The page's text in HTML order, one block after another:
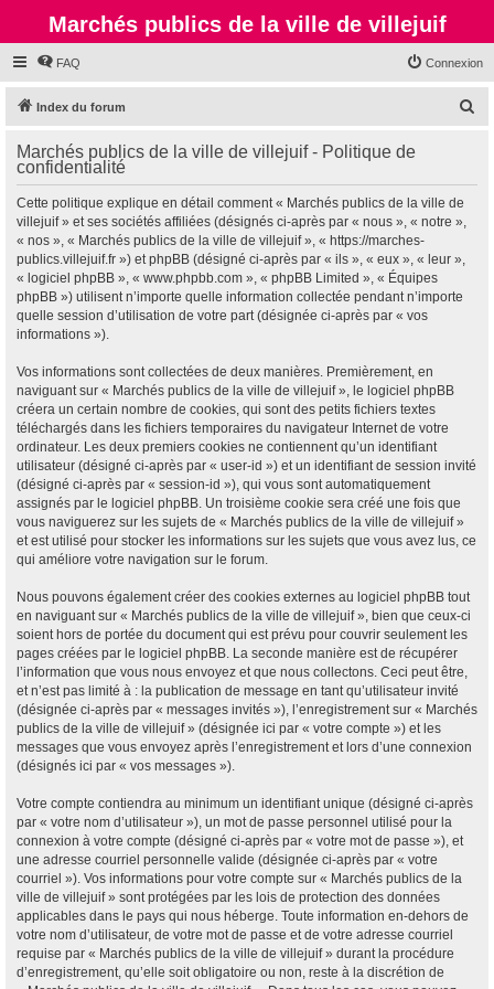
Marchés publics de la ville de villejuif
FAQ Connexion
Index du forum
h
Marchés publics de la ville de villejuif - Politique de
confidentialité
Cette politique explique en détail comment « Marchés publics de la ville de
villejuif » et ses sociétés affiliées (désignés ci-après par « nous », « notre »,
« nos », « Marchés publics de la ville de villejuif », « https://marches-
publics.villejuif.fr ») et phpBB (désigné ci-après par « ils », « eux », « leur »,
« logiciel phpBB », « www.phpbb.com », « phpBB Limited », « Équipes
phpBB ») utilisent n’importe quelle information collectée pendant n’importe
quelle session d’utilisation de votre part (désignée ci-après par « vos
informations »).
Vos informations sont collectées de deux manières. Premièrement, en
naviguant sur « Marchés publics de la ville de villejuif », le logiciel phpBB
créera un certain nombre de cookies, qui sont des petits fichiers textes
téléchargés dans les fichiers temporaires du navigateur Internet de votre
ordinateur. Les deux premiers cookies ne contiennent qu’un identifiant
utilisateur (désigné ci-après par « user-id ») et un identifiant de session invité
(désigné ci-après par « session-id »), qui vous sont automatiquement
assignés par le logiciel phpBB. Un troisième cookie sera créé une fois que
vous naviguerez sur les sujets de « Marchés publics de la ville de villejuif »
et est utilisé pour stocker les informations sur les sujets que vous avez lus, ce
qui améliore votre navigation sur le forum.
Nous pouvons également créer des cookies externes au logiciel phpBB tout
en naviguant sur « Marchés publics de la ville de villejuif », bien que ceux-ci
soient hors de portée du document qui est prévu pour couvrir seulement les
pages créées par le logiciel phpBB. La seconde manière est de récupérer
l’information que vous nous envoyez et que nous collectons. Ceci peut être,
et n’est pas limité à : la publication de message en tant qu’utilisateur invité
(désignée ci-après par « messages invités »), l’enregistrement sur « Marchés
publics de la ville de villejuif » (désignée ici par « votre compte ») et les
messages que vous envoyez après l’enregistrement et lors d’une connexion
(désignés ici par « vos messages »).
Votre compte contiendra au minimum un identifiant unique (désigné ci-après
par « votre nom d’utilisateur »), un mot de passe personnel utilisé pour la
connexion à votre compte (désigné ci-après par « votre mot de passe »), et
une adresse courriel personnelle valide (désignée ci-après par « votre
courriel »). Vos informations pour votre compte sur « Marchés publics de la
ville de villejuif » sont protégées par les lois de protection des données
applicables dans le pays qui nous héberge. Toute information en-dehors de
votre nom d’utilisateur, de votre mot de passe et de votre adresse courriel
requise par « Marchés publics de la ville de villejuif » durant la procédure
d’enregistrement, qu’elle soit obligatoire ou non, reste à la discrétion de